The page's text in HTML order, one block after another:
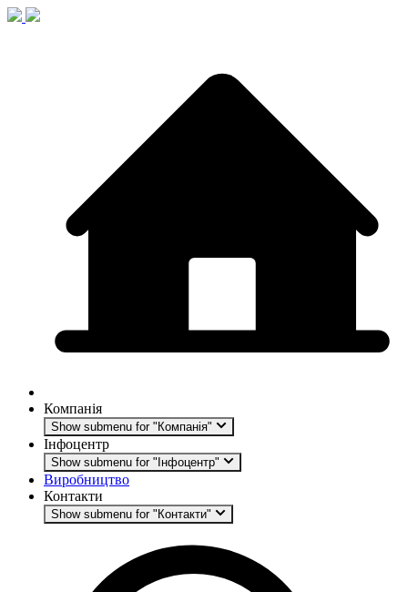
Компанія
Show submenu for "Компанія"
Інфоцентр
Show submenu for "Інфоцентр"
Виробництво
Контакти
Show submenu for "Контакти"